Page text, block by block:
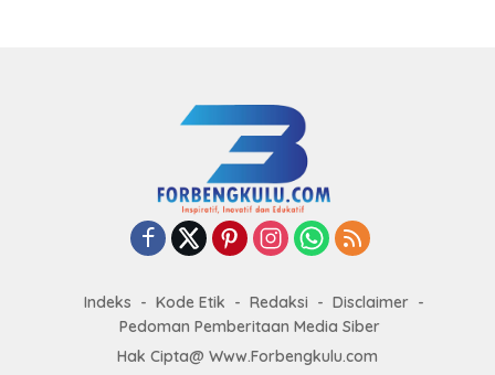
Indeks Kode Etik Redaksi
Disclaimer
Pedoman Pemberitaan Media Siber
Hak Cipta@ Www.Forbengkulu.com